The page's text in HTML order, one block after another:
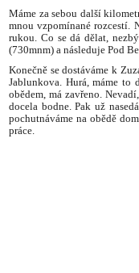
Máme za sebou další
mnou vzpomínané rozcestí.
rukou. Co se dá dělat,
(730mnm) a následuje Pod
Konečně se dostáváme k
Jablunkova. Hurá, máme to
obědem, má zavřeno.
docela bodne. Pak už
pochutnáváme na obědě
práce.